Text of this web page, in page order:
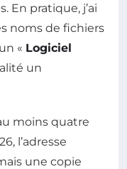
En pratique, j’ai
noms de fichiers
« Logiciel
un
moins quatre
l’adresse
une copie